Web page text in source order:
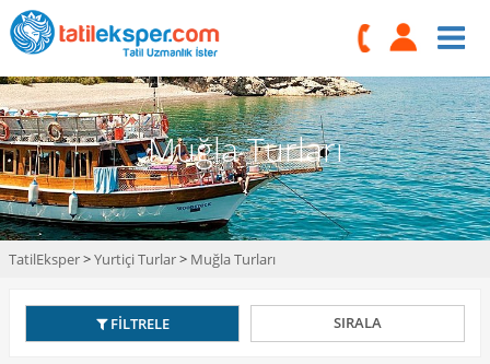
Muğla Turları
TatilEksper>Yurtiçi Turlar> Muğla Turları
FİLTRELE SIRALA